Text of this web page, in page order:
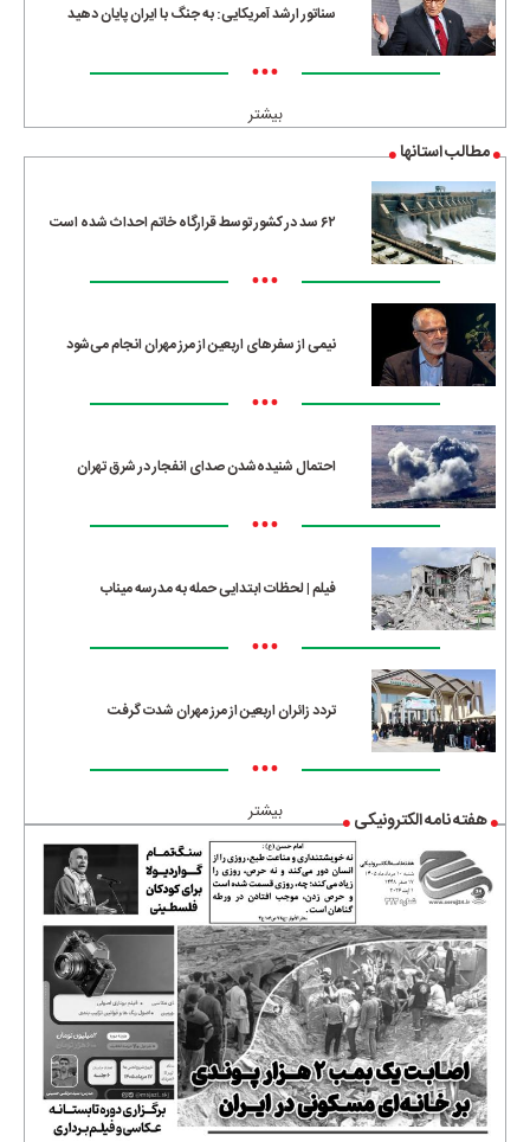
سناتور ارشد آمریکایی: به جنگ با ایران پایان دهید
•••
بیشتر
مطالب استانها
۶۲ سد در کشور توسط قرارگاه خاتم احداث شده است
•••
نیمی از سفرهای اربعین از مرز مهران انجام می‌شود
•••
احتمال شنیده‌شدن صدای انفجار در شرق تهران
•••
فیلم | لحظات ابتدایی حمله به مدرسه میناب
•••
تردد زائران اربعین از مرز مهران شدت گرفت
•••
بیشتر هفته نامه الکترونیکی